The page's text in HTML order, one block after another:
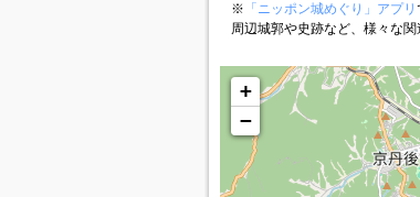
※ 「ニッポン城めぐり」アプリ
周辺城郭や史跡など、様々な関
+
−